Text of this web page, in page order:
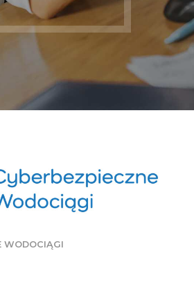
WODOCIĄGI